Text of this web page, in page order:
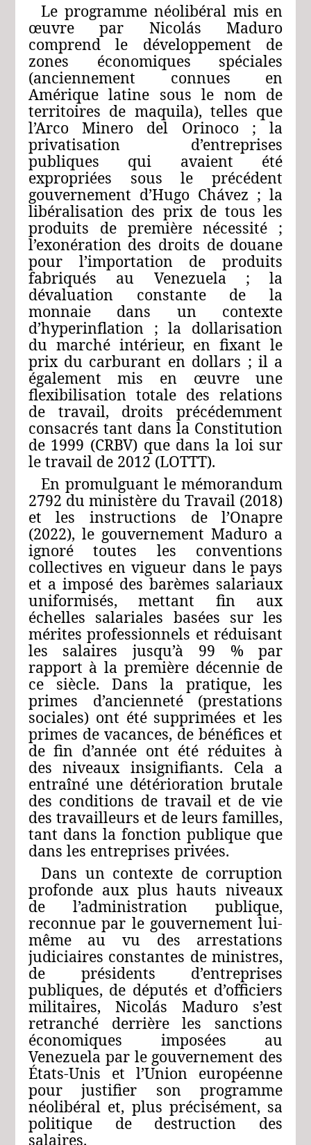
Le programme néolibéral mis en
œuvre par Nicolás Maduro
comprend le développement de
zones économiques spéciales
(anciennement connues en
Amérique latine sous le nom de
territoires de maquila), telles que
l’Arco Minero del Orinoco ; la
privatisation d’entreprises
publiques qui avaient été
expropriées sous le précédent
gouvernement d’Hugo Chávez ; la
libéralisation des prix de tous les
produits de première nécessité ;
l’exonération des droits de douane
pour l’importation de produits
fabriqués au Venezuela ; la
dévaluation constante de la
monnaie dans un contexte
d’hyperinflation ; la dollarisation
du marché intérieur, en fixant le
prix du carburant en dollars ; il a
également mis en œuvre une
flexibilisation totale des relations
de travail, droits précédemment
consacrés tant dans la Constitution
de 1999 (CRBV) que dans la loi sur
le travail de 2012 (LOTTT).
En promulguant le mémorandum
2792 du ministère du Travail (2018)
et les instructions de l’Onapre
(2022), le gouvernement Maduro a
ignoré toutes les conventions
collectives en vigueur dans le pays
et a imposé des barèmes salariaux
uniformisés, mettant fin aux
échelles salariales basées sur les
mérites professionnels et réduisant
les salaires jusqu’à 99 % par
rapport à la première décennie de
ce siècle. Dans la pratique, les
primes d’ancienneté (prestations
sociales) ont été supprimées et les
primes de vacances, de bénéfices et
de fin d’année ont été réduites à
des niveaux insignifiants. Cela a
entraîné une détérioration brutale
des conditions de travail et de vie
des travailleurs et de leurs familles,
tant dans la fonction publique que
dans les entreprises privées.
Dans un contexte de corruption
profonde aux plus hauts niveaux
de l’administration publique,
reconnue par le gouvernement lui-
même au vu des arrestations
judiciaires constantes de ministres,
de présidents d’entreprises
publiques, de députés et d’officiers
militaires, Nicolás Maduro s’est
retranché derrière les sanctions
économiques imposées au
Venezuela par le gouvernement des
États-Unis et l’Union européenne
pour justifier son programme
néolibéral et, plus précisément, sa
politique de destruction des
salaires.